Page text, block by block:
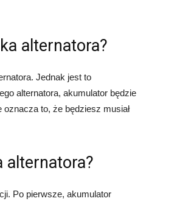
alternatora?
Jednak jest to
alternatora, akumulator będzie
to, że będziesz musiał
alternatora?
Po pierwsze, akumulator